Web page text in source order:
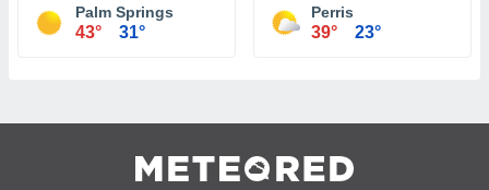
Palm Springs
43° 31°
Perris
39° 23°